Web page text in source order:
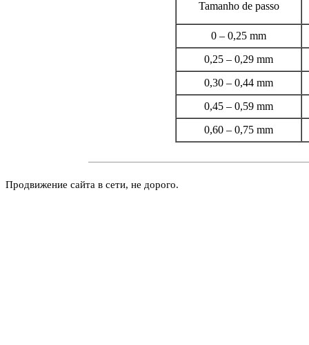
Tamanho de passo
0 – 0,25 mm
0,25 – 0,29 mm
0,30 – 0,44 mm
0,45 – 0,59 mm
0,60 – 0,75 mm
Продвижение сайта в сети, не дорого.